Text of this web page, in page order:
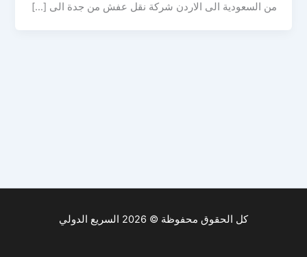
من السعودية الى الاردن شركة نقل عفش من جدة الى […]
كل الحقوق محفوظة © 2026 السريع الدولي